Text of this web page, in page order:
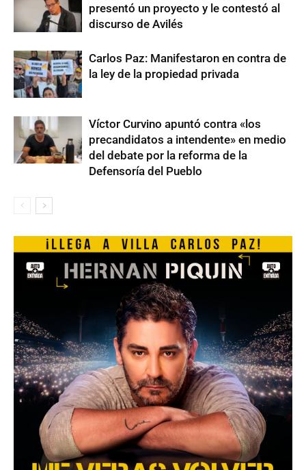
presentó un proyecto y le contestó al
discurso de Avilés
Carlos Paz: Manifestaron en contra de
la ley de la propiedad privada
Víctor Curvino apuntó contra «los
precandidatos a intendente» en medio
del debate por la reforma de la
Defensoría del Pueblo